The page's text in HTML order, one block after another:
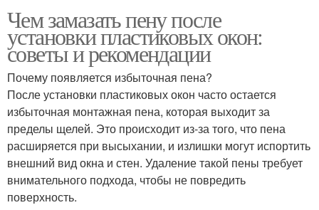
Чем замазать пену после
установки пластиковых окон:
советы и рекомендации
Почему появляется избыточная пена?
После установки пластиковых окон часто остается
избыточная монтажная пена, которая выходит за
пределы щелей. Это происходит из-за того, что пена
расширяется при высыхании, и излишки могут испортить
внешний вид окна и стен. Удаление такой пены требует
внимательного подхода, чтобы не повредить
поверхность.